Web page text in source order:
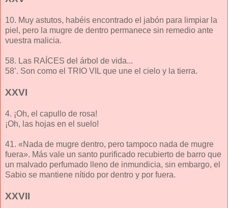
10. Muy astutos, habéis encontrado el jabón para limpiar la
piel, pero la mugre de dentro permanece sin remedio ante
vuestra malicia.
58. Las RAÍCES del árbol de vida...
58’. Son como el TRIO VIL que une el cielo y la tierra.
XXVI
4. ¡Oh, el capullo de rosa!
¡Oh, las hojas en el suelo!
41. «Nada de mugre dentro, pero tampoco nada de mugre
fuera». Más vale un santo purificado recubierto de barro que
un malvado perfumado lleno de inmundicia, sin embargo, el
Sabio se mantiene nítido por dentro y por fuera.
XXVII